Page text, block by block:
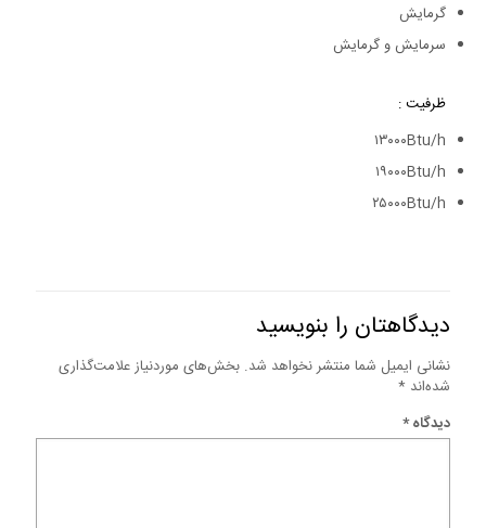
گرمایش
سرمایش و گرمایش
ظرفیت :
۱۳۰۰۰Btu/h
۱۹۰۰۰Btu/h
۲۵۰۰۰Btu/h
دیدگاهتان را بنویسید
نشانی ایمیل شما منتشر نخواهد شد. بخش‌های موردنیاز علامت‌گذاری
شده‌اند *
دیدگاه*